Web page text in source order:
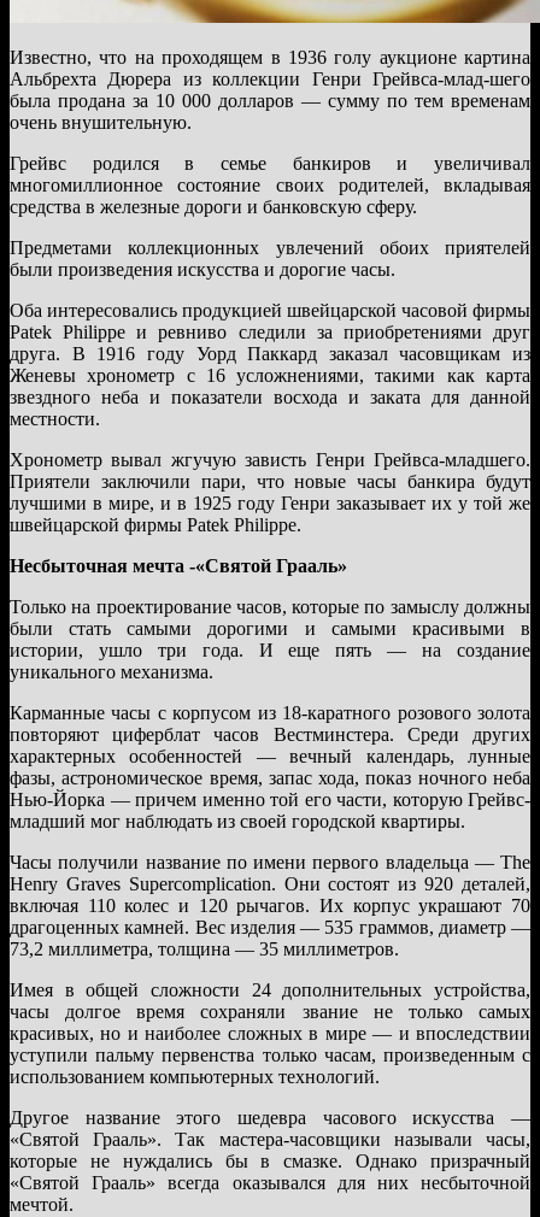
Известно, что на проходящем в 1936 голу аукционе картина
Альбрехта Дюрера из коллекции Генри Грейвса-млад-шего
была продана за 10 000 долларов — сумму по тем временам
очень внушительную.
Грейвс родился в семье банкиров и увеличивал
многомиллионное состояние своих родителей, вкладывая
средства в железные дороги и банковскую сферу.
Предметами коллекционных увлечений обоих приятелей
были произведения искусства и дорогие часы.
Оба интересовались продукцией швейцарской часовой фирмы
Patek Philippe и ревниво следили за приобретениями друг
друга. В 1916 году Уорд Паккард заказал часовщикам из
Женевы хронометр с 16 усложнениями, такими как карта
звездного неба и показатели восхода и заката для данной
местности.
Хронометр вывал жгучую зависть Генри Грейвса-младшего.
Приятели заключили пари, что новые часы банкира будут
лучшими в мире, и в 1925 году Генри заказывает их у той же
швейцарской фирмы Patek Philippe.
Несбыточная мечта -«Святой Грааль»
Только на проектирование часов, которые по замыслу должны
были стать самыми дорогими и самыми красивыми в
истории, ушло три года. И еще пять — на создание
уникального механизма.
Карманные часы с корпусом из 18-каратного розового золота
повторяют циферблат часов Вестминстера. Среди других
характерных особенностей — вечный календарь, лунные
фазы, астрономическое время, запас хода, показ ночного неба
Нью-Йорка — причем именно той его части, которую Грейвс-
младший мог наблюдать из своей городской квартиры.
Часы получили название по имени первого владельца — The
Henry Graves Supercomplication. Они состоят из 920 деталей,
включая 110 колес и 120 рычагов. Их корпус украшают 70
драгоценных камней. Вес изделия — 535 граммов, диаметр —
73,2 миллиметра, толщина — 35 миллиметров.
Имея в общей сложности 24 дополнительных устройства,
часы долгое время сохраняли звание не только самых
красивых, но и наиболее сложных в мире — и впоследствии
уступили пальму первенства только часам, произведенным с
использованием компьютерных технологий.
Другое название этого шедевра часового искусства —
«Святой Грааль». Так мастера-часовщики называли часы,
которые не нуждались бы в смазке. Однако призрачный
«Святой Грааль» всегда оказывался для них несбыточной
мечтой.